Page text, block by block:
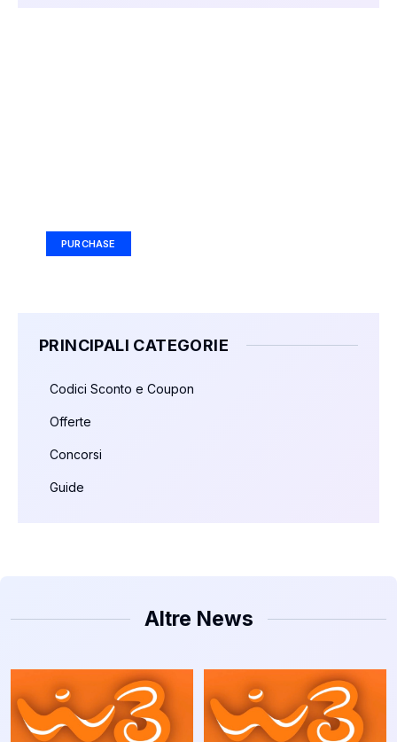
PURCHASE
PRINCIPALI CATEGORIE
Codici Sconto e Coupon
Offerte
Concorsi
Guide
Altre News